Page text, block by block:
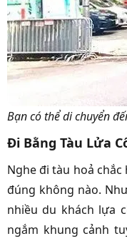
Bạn có thể di chuyển
Đi Bằng Tàu Lửa
Nghe đi tàu hoả
đúng không nào.
nhiều du khách lựa
ngắm khung cảnh